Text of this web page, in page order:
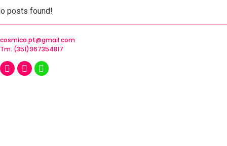
posts found!
cosmica.pt@gmail.com
Tm. (351)967354817